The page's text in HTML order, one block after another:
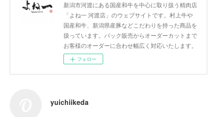
新潟市河渡にある国産和牛を中心に取り扱う精肉店
「よね一 河渡店」のウェブサイトです。村上牛や
国産和牛、新潟県産豚などこだわりを持った商品を
扱っています。パック販売からオーダーカットまで
お客様のオーダーに合わせ幅広く対応いたします。
フォロー
yuichiikeda